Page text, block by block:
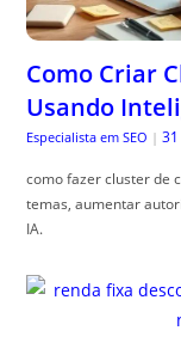
Como Criar
Usando
Especialista em SEO |
como fazer cluster de
temas, aumentar
IA.